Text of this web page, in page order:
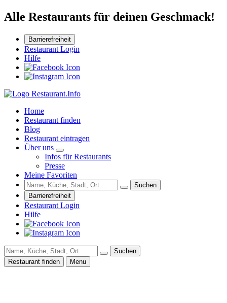
Alle Restaurants für deinen Geschmack!
Barrierefreiheit
Restaurant Login
Hilfe
Home
Restaurant finden
Blog
Restaurant eintragen
Über uns
Infos für Restaurants
Presse
Meine Favoriten
Suchen
Barrierefreiheit
Restaurant Login
Hilfe
Suchen
Restaurant finden
Menu